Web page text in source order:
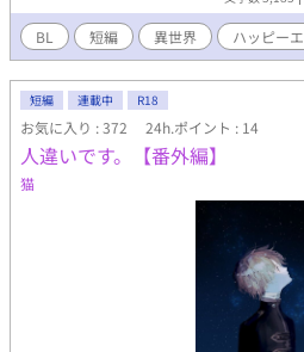
BL 短編 異世界 ハッピー
短編 連載中 R18
お気に入り : 372 24h.ポイント : 14
人違いです。【番外編】
猫